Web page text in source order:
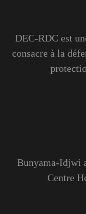
DEC-RDC est
consacre à la
Bunyama-Idjwi
Centre